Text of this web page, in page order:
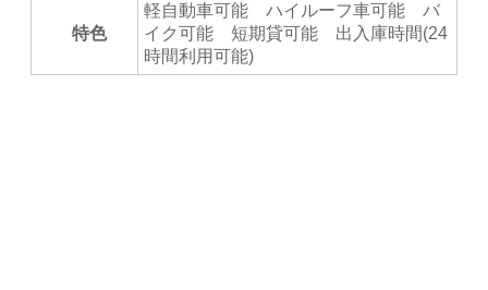
特色
軽自動車可能 ハイルーフ車可能 バ
イク可能 短期貸可能 出入庫時間(24
時間利用可能)